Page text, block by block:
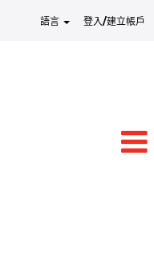
語言 登入/建立帳戶